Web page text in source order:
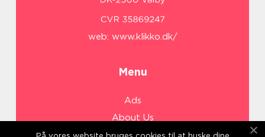
web: www.klikko.dk/
Menu
Ads
About Us
Cookies